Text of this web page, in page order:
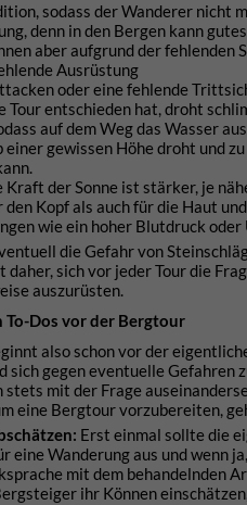
sodass der Wanderer nicht
denn in den Bergen kann
aber aufgrund der
Ausrüstung
oder eine fehlende
Tour entschieden hat, droht
auf dem Weg das Wasser
einer gewissen Höhe droht und
Kraft der Sonne ist stärker, je
Kopf als auch für die Haut
wie ein hoher Blutdruck
die Gefahr von
daher, sich vor jeder Tour die
auszurüsten.
Dos vor der Bergtour
also schon vor der
sich gegen eventuelle
mit der Frage
eine Bergtour vorzubereiten,
Erst einmal sollte die
eine Wanderung aus und wenn
mit dem behandelnden
ihr Können